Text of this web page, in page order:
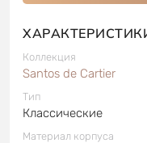
Коллекция
Santos de Cartier
Тип
Классические
Материал корпуса